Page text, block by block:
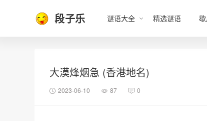
段子乐 谜语大全 精选谜语
大漠烽烟急 (香港地名)
2023-06-10 87 0